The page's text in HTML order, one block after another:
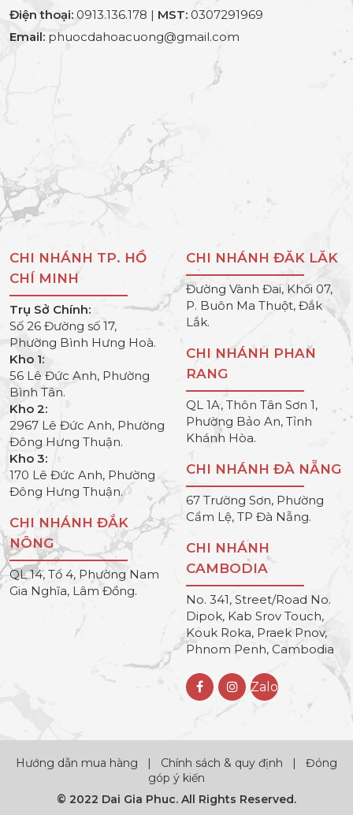
Điện thoại: 0913.136.178 | MST: 0307291969
Email: phuocdahoacuong@gmail.com
CHI NHÁNH TP. HỒ
CHÍ MINH
Trụ Sở Chính:
Số 26 Đường số 17,
Phường Bình Hưng Hoà.
Kho 1:
56 Lê Đức Anh, Phường
Bình Tân.
Kho 2:
2967 Lê Đức Anh, Phường
Đông Hưng Thuận.
Kho 3:
170 Lê Đức Anh, Phường
Đông Hưng Thuận.
CHI NHÁNH ĐẮK
NÔNG
QL 14, Tổ 4, Phường Nam
Gia Nghĩa, Lâm Đồng.
CHI NHÁNH ĐĂK LĂK
Đường Vành Đai, Khối 07,
P. Buôn Ma Thuột, Đắk
Lắk.
CHI NHÁNH PHAN
RANG
QL 1A, Thôn Tân Sơn 1,
Phường Bảo An, Tỉnh
Khánh Hòa.
CHI NHÁNH ĐÀ NẴNG
67 Trường Sơn, Phường
Cẩm Lệ, TP Đà Nẵng.
CHI NHÁNH
CAMBODIA
No. 341, Street/Road No.
Dipok, Kab Srov Touch,
Kouk Roka, Praek Pnov,
Phnom Penh, Cambodia
Zalo
Hướng dẫn mua hàng | Chính sách & quy định | Đóng
góp ý kiến
© 2022 Dai Gia Phuc. All Rights Reserved.